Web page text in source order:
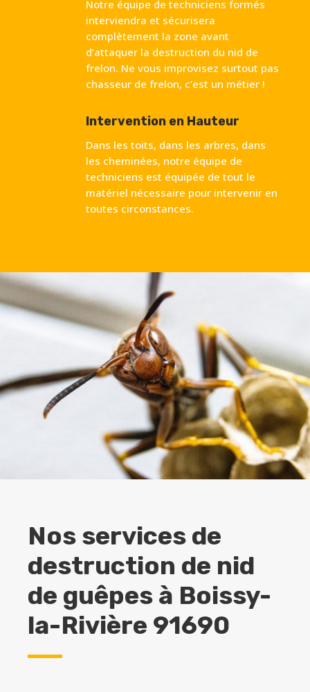
Notre équipe de techniciens formés
interviendra et sécurisera
complètement la zone avant
d’attaquer la destruction du nid de
frelon. Ne vous improvisez surtout pas
chasseur de frelon, c’est un métier !
Intervention en Hauteur
Dans les toits, dans les arbres, dans
les cheminées, notre équipe de
techniciens est équipée de tout le
matériel nécessaire pour intervenir en
toutes circonstances.
Nos services de
destruction de nid
de guêpes à Boissy-
la-Rivière 91690